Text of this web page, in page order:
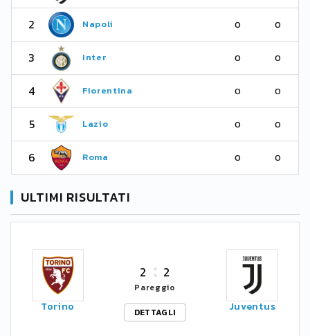
2 Napoli 0 0
3 Inter 0 0
4 Fiorentina 0 0
5 Lazio 0 0
6 Roma 0 0
ULTIMI RISULTATI
Torino
2 2
Pareggio
DETTAGLI
Juventus